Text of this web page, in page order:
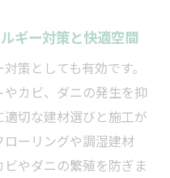
住める家をつくる工
リフォーム実例紹介
性と快適性を両立す
溢れる空間の秘訣
ギー対策と快適空間
策としても有効です。
カビ、ダニの発生を抑
切な建材選びと施工が
ーリングや調湿建材
やダニの繁殖を防ぎま